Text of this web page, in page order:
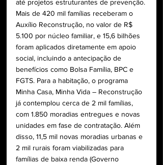
até projetos estruturantes de prevenção.
Mais de 420 mil famílias receberam o
Auxílio Reconstrução, no valor de R$
5.100 por núcleo familiar, e 15,6 bilhões
foram aplicados diretamente em apoio
social, incluindo a antecipação de
benefícios como Bolsa Família, BPC e
FGTS. Para a habitação, o programa
Minha Casa, Minha Vida – Reconstrução
já contemplou cerca de 2 mil famílias,
com 1.850 moradias entregues e novas
unidades em fase de contratação. Além
disso, 11,5 mil novas moradias urbanas e
2 mil rurais foram viabilizadas para
famílias de baixa renda (Governo